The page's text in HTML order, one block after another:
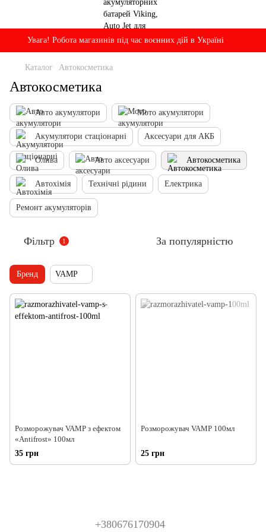
Увага! Робота магазинів під час воєнних дій в Україні
Каталог Автокосметика
Автокосметика
Авто акумулятори Мото акумулятори
Акумулятори стаціонарні Аксесуари для АКБ
Олива Авто аксесуари Автокосметика
Автохімія Технічні рідини Електрика
Ремонт акумуляторів
Фільтр 1 За популярністю
Бренд VAMP
Розморожувач VAMP з ефектом
«Antifrost» 100мл
35 грн
Розморожувач VAMP 100мл
25 грн
+380676170904